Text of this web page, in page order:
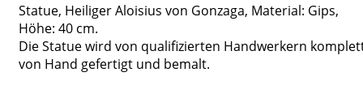
Statue, Heiliger Aloisius von Gonzaga, Material: Gips,
Höhe: 40 cm.
Die Statue wird von qualifizierten Handwerkern
von Hand gefertigt und bemalt.